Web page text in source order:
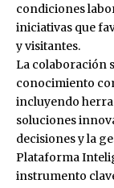
condiciones
iniciativas que
y visitantes.
La colaboración
conocimiento
incluyendo
soluciones
decisiones y la
Plataforma
instrumento